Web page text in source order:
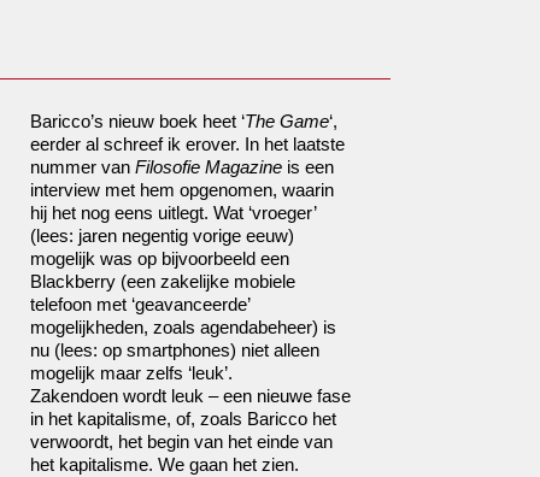
Baricco’s nieuw boek heet ‘The Game‘,
eerder al schreef ik erover. In het laatste
nummer van Filosofie Magazine is een
interview met hem opgenomen, waarin
hij het nog eens uitlegt. Wat ‘vroeger’
(lees: jaren negentig vorige eeuw)
mogelijk was op bijvoorbeeld een
Blackberry (een zakelijke mobiele
telefoon met ‘geavanceerde’
mogelijkheden, zoals agendabeheer) is
nu (lees: op smartphones) niet alleen
mogelijk maar zelfs ‘leuk’.
Zakendoen wordt leuk – een nieuwe fase
in het kapitalisme, of, zoals Baricco het
verwoordt, het begin van het einde van
het kapitalisme. We gaan het zien.